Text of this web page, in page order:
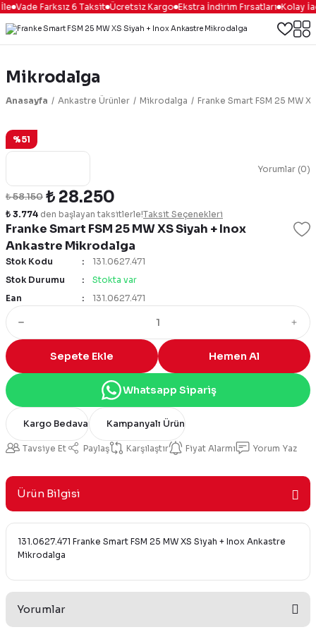
Vade Farksız 6 Taksit Ücretsiz Kargo Ekstra İndirim Fırsatları Kolay
Mikrodalga
Anasayfa Ankastre Ürünler Mikrodalga Franke Smart FSM 25 MW
%51
Yorumlar (0)
Franke Smart FSM 25 MW XS Siyah + Inox
Ankastre Mikrodalga
₺ 58.150 ₺ 28.250
₺ 3.774 den başlayan taksitlerle!Taksit Seçenekleri
Stok Kodu
131.0627.471
Stok Durumu
Stokta var
Ean
131.0627.471
Sepete Ekle Hemen Al
Whatsapp Sipariş
Kargo Bedava Kampanyalı Ürün
Tavsiye Et Paylaş Karşılaştır Fiyat Alarmı Yorum Yaz
Ürün Bilgisi
131.0627.471 Franke Smart FSM 25 MW XS Siyah + Inox Ankastre
Mikrodalga
Yorumlar